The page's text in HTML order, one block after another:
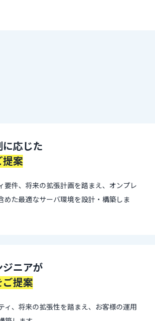
応じた
提案
要件、将来の拡張計画を踏まえ、オンプレ
めた最適なサーバ環境を設計・構築しま
ニアが
提案
ィ、将来の拡張性を踏まえ、お客様の運用